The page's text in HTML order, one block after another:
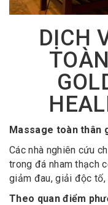
DỊCH
Massage toàn thân
Các nhà nghiên cứu
trong đá nham thạch
giảm đau, giải độc
Theo quan điểm